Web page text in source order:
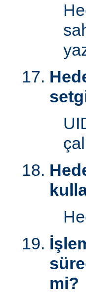
mi?